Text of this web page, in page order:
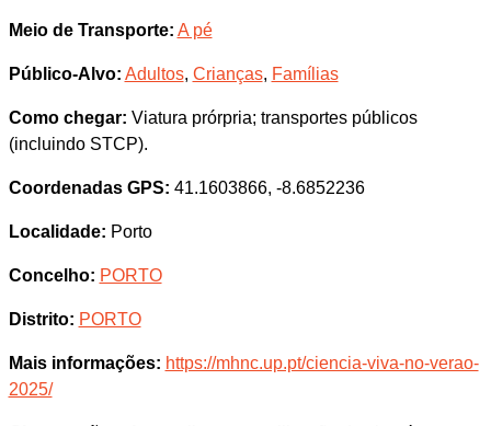
Meio de Transporte: A pé
Público-Alvo: Adultos, Crianças, Famílias
Como chegar: Viatura prórpria; transportes públicos
(incluindo STCP).
Coordenadas GPS: 41.1603866, -8.6852236
Localidade: Porto
Concelho: PORTO
Distrito: PORTO
Mais informações: https://mhnc.up.pt/ciencia-viva-no-verao-
2025/